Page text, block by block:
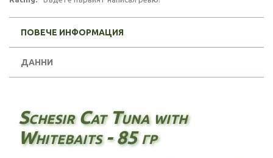
ПОВЕЧЕ ИНФОРМАЦИЯ
ДАННИ
Schesir Cat Tuna with
Whitebaits - 85 гр